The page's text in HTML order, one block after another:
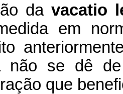
davacatio
em
não se dê
que